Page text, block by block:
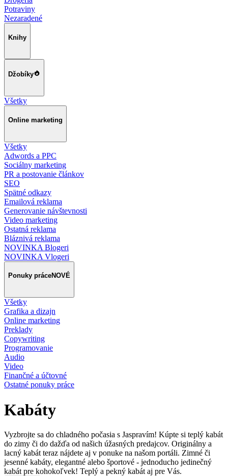
Potraviny
Nezaradené
Knihy
Džobíky
Všetky
Online marketing
Všetky
Adwords a PPC
Sociálny marketing
PR a postovanie článkov
SEO
Spätné odkazy
Emailová reklama
Generovanie návštevnosti
Video marketing
Ostatná reklama
Bláznivá reklama
NOVINKA Blogeri
NOVINKA Vlogeri
Ponuky práceNOVÉ
Všetky
Grafika a dizajn
Online marketing
Preklady
Copywriting
Programovanie
Audio
Video
Finančné a účtovné
Ostatné ponuky práce
Kabáty
Vyzbrojte sa do chladného počasia s Jaspravím! Kúpte si teplý kabát
do zimy či do dažďa od našich úžasných predajcov. Originálny a
lacný kabát teraz nájdete aj v ponuke na našom portáli. Zimné či
jesenné kabáty, elegantné alebo športové - jednoducho jedinečný
kabát pre kohokoľvek! Teplý a pekný kabát aj pre Vás.